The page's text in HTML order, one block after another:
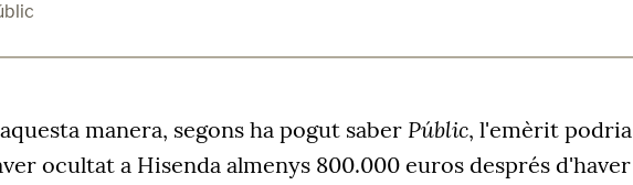
manera, segons ha pogut saber Públic, l'emèrit podria
ocultat a Hisenda almenys 800.000 euros després d'haver